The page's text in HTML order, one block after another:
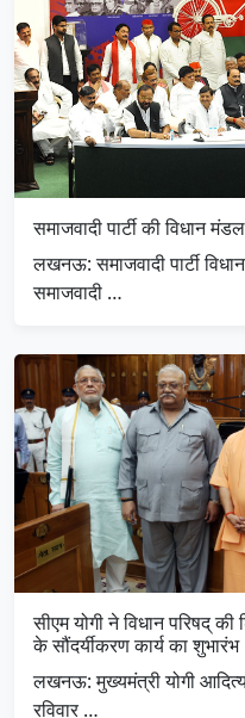
समाजवादी पार्टी की विधान
लखनऊ: समाजवादी पार्टी
समाजवादी …
सीएम योगी ने विधान परिषद्
के सौंदर्यीकरण कार्य का शुभारंभ
लखनऊ: मुख्यमंत्री योगी
रविवार …